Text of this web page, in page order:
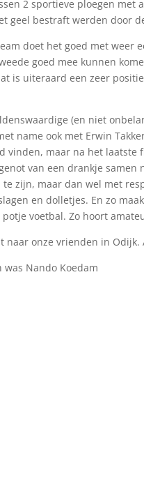
2 sportieve ploegen met
geel bestraft werden door
doet het goed met
goed mee kunnen
is uiteraard een zeer
(en niet
name ook met Erwin
vinden, maar na het
van een drankje
zijn, maar dan wel met
en dolletjes. En zo
voetbal. Zo hoort
naar onze vrienden in
Nando Koedam